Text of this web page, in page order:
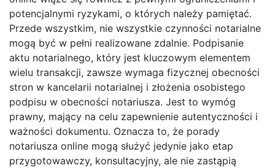
potencjalnymi ryzykami, o których należy pamiętać.
Przede wszystkim, nie wszystkie czynności notarialne
mogą być w pełni realizowane zdalnie. Podpisanie
aktu notarialnego, który jest kluczowym elementem
wielu transakcji, zawsze wymaga fizycznej obecności
stron w kancelarii notarialnej i złożenia osobistego
podpisu w obecności notariusza. Jest to wymóg
prawny, mający na celu zapewnienie autentyczności i
ważności dokumentu. Oznacza to, że porady
notariusza online mogą służyć jedynie jako etap
przygotowawczy, konsultacyjny, ale nie zastąpią